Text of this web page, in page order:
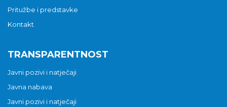
Pritužbe i predstavke
Kontakt
TRANSPARENTNOST
Javni pozivi i natječaji
Javna nabava
Javni pozivi i natječaji